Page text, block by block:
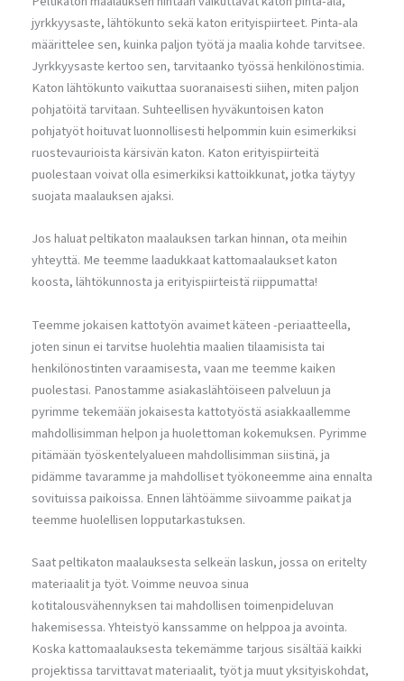
jyrkkyysaste, lähtökunto sekä katon erityispiirteet. Pinta-ala
määrittelee sen, kuinka paljon työtä ja maalia kohde tarvitsee.
Jyrkkyysaste kertoo sen, tarvitaanko työssä henkilönostimia.
Katon lähtökunto vaikuttaa suoranaisesti siihen, miten paljon
pohjatöitä tarvitaan. Suhteellisen hyväkuntoisen katon
pohjatyöt hoituvat luonnollisesti helpommin kuin esimerkiksi
ruostevaurioista kärsivän katon. Katon erityispiirteitä
puolestaan voivat olla esimerkiksi kattoikkunat, jotka täytyy
suojata maalauksen ajaksi.
Jos haluat peltikaton maalauksen tarkan hinnan, ota meihin
yhteyttä. Me teemme laadukkaat kattomaalaukset katon
koosta, lähtökunnosta ja erityispiirteistä riippumatta!
Teemme jokaisen kattotyön avaimet käteen -periaatteella,
joten sinun ei tarvitse huolehtia maalien tilaamisista tai
henkilönostinten varaamisesta, vaan me teemme kaiken
puolestasi. Panostamme asiakaslähtöiseen palveluun ja
pyrimme tekemään jokaisesta kattotyöstä asiakkaallemme
mahdollisimman helpon ja huolettoman kokemuksen. Pyrimme
pitämään työskentelyalueen mahdollisimman siistinä, ja
pidämme tavaramme ja mahdolliset työkoneemme aina ennalta
sovituissa paikoissa. Ennen lähtöämme siivoamme paikat ja
teemme huolellisen lopputarkastuksen.
Saat peltikaton maalauksesta selkeän laskun, jossa on eritelty
materiaalit ja työt. Voimme neuvoa sinua
kotitalousvähennyksen tai mahdollisen toimenpideluvan
hakemisessa. Yhteistyö kanssamme on helppoa ja avointa.
Koska kattomaalauksesta tekemämme tarjous sisältää kaikki
projektissa tarvittavat materiaalit, työt ja muut yksityiskohdat,